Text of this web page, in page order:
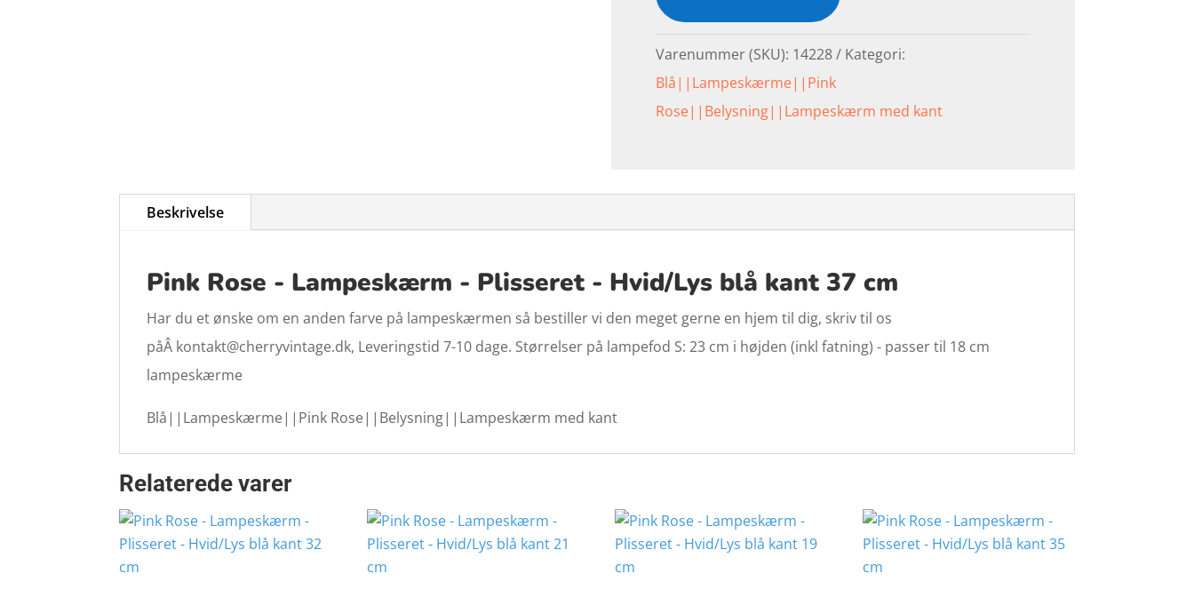
Varenummer (SKU): 14228
Kategori:
Blå||Lampeskærme||Pink
Rose||Belysning||Lampeskærm med kant
Beskrivelse
Pink Rose - Lampeskærm - Plisseret - Hvid/Lys blå kant 37 cm
Har du et ønske om en anden farve på lampeskærmen så bestiller vi den meget gerne en hjem til dig, skriv til os
påÂ kontakt@cherryvintage.dk, Leveringstid 7-10 dage. Størrelser på lampefod S: 23 cm i højden (inkl fatning) - passer til 18 cm
lampeskærme
Blå||Lampeskærme||Pink Rose||Belysning||Lampeskærm med kant
Relaterede varer